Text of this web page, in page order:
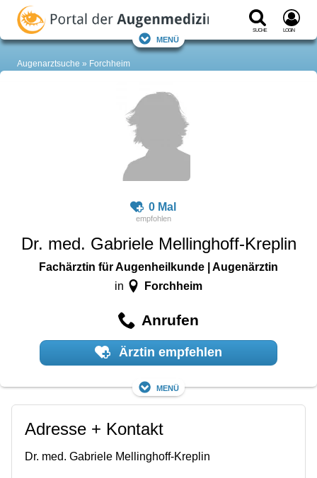
Suche Login
Menü
Augenarztsuche Forchheim
0 Mal
Dr. med. Gabriele Mellinghoff-Kreplin
Fachärztin für Augenheilkunde | Augenärztin
in Forchheim
Anrufen
Ärztin empfehlen
Menü
Adresse + Kontakt
Dr. med. Gabriele Mellinghoff-Kreplin